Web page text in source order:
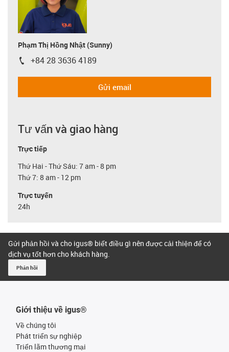
Phạm Thị Hồng Nhật (Sunny)
igus-icon-phone
+84 28 3636 4189
Gửi email
Tư vấn và giao hàng
Trực tiếp
Thứ Hai - Thứ Sáu: 7 am - 8 pm
Thứ 7: 8 am - 12 pm
Trực tuyến
24h
Gửi phản hồi và cho igus® biết điều gì nên được cải thiện để có
dịch vụ tốt hơn cho khách hàng.
Phản hồi
Giới thiệu về igus®
Về chúng tôi
Phát triển sự nghiệp
Triển lãm thương mại